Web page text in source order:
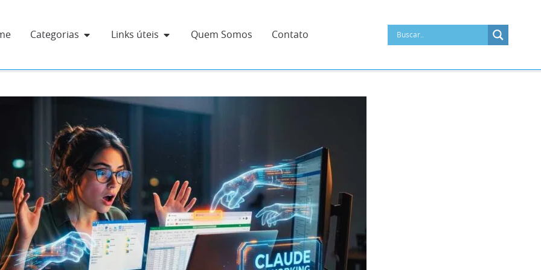
Categorias Links úteis Quem Somos Contato